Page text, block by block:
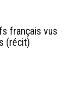
français vus
(récit)